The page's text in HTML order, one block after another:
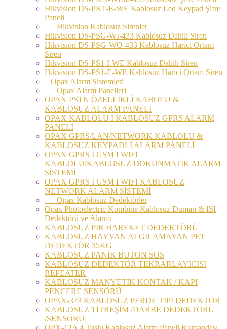
Hikvision DS-PK1-E-WE Kablosuz Led Keypad Şifre
Paneli
Hikvision Kablosuz Sirenler
Hikvision DS-PSG-WI-433 Kablosuz Dahili Siren
Hikvision DS-PSG-WO-433 Kablosuz Harici Ortam
Siren
Hikvision DS-PS1-I-WE Kablosuz Dahili Siren
Hikvision DS-PS1-E-WE Kablosuz Harici Ortam Siren
Opax Alarm Sistemleri
Opax Alarm Panelleri
OPAX PSTN ÖZELLİKLİ KABOLU &
KABLOSUZ ALARM PANELİ
OPAX KABLOLU I KABLOSUZ GPRS ALARM
PANELİ
OPAX GPRS/LAN/NETWORK KABLOLU &
KABLOSUZ KEYPADLİ ALARM PANELİ
OPAX GPRS I GSM I WIFI
KABLOLU/KABLOSUZ DOKUNMATİK ALARM
SİSTEMİ
OPAX GPRS I GSM I WIFI KABLOSUZ
NETWORK ALARM SİSTEMİ
Opax Kablosuz Dedektörler
Opax Photoelectric Kombine Kablosuz Duman & ISI
Dedektörü ve Alarmı
KABLOSUZ PIR HAREKET DEDEKTÖRÜ
KABLOSUZ HAYVAN ALGILAMAYAN PET
DEDEKTÖR 35KG
KABLOSUZ PANİK BUTON SOS
KABLOSUZ DEDEKTÖR TEKRARLAYICISI
REPEATER
KABLOSUZ MANYETİK KONTAK / KAPI
PENCERE SENSÖRÜ
OPAX-373 KABLOSUZ PERDE TİPİ DEDEKTÖR
KABLOSUZ TİTREŞİM /DARBE DEDEKTÖRÜ
/SENSÖRÜ